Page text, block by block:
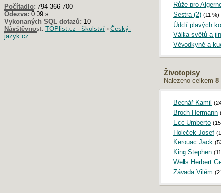
Růže pro
Sestra (2) (11 %)
Údolí plavých
Válka světů a
Vévodkyně a
Životopisy
Nalezeno celkem 8
Bednář Kamil
Broch Hermann
Eco Umberto
Holeček Josef
Kerouac Jack
King Stephen
Wells Herbert
Závada Vilém
Počítadlo: 794 366 700
Odezva: 0.09 s
Vykonaných SQL dotazů: 10
Návštěvnost: TOPlist.cz - školství › Český-
jazyk.cz